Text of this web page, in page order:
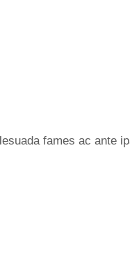
fames ac ante